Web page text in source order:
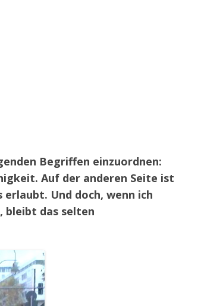
Begriffen einzuordnen:
Auf der anderen Seite ist
Und doch, wenn ich
bleibt das selten